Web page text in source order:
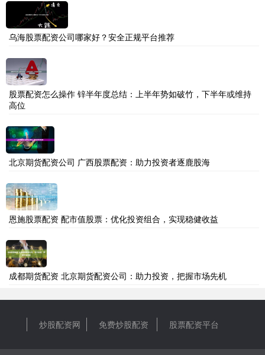
乌海股票配资公司哪家好？安全正规平台推荐
股票配资怎么操作 锌半年度总结：上半年势如破竹，下半年或维持
高位
北京期货配资公司 广西股票配资：助力投资者逐鹿股海
恩施股票配资 配市值股票：优化投资组合，实现稳健收益
成都期货配资 北京期货配资公司：助力投资，把握市场先机
炒股配资网 免费炒股配资 股票配资平台